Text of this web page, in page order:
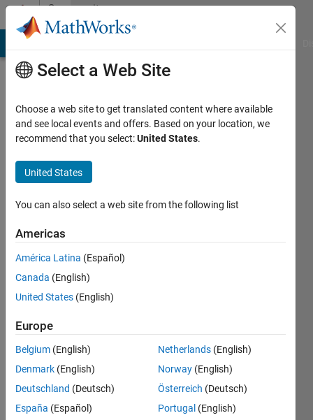
Skip to contentCommunity
Profile
HyunGwang
Cho
Last
years
ago
Active
since
Following:
Select a Web Site
Choose a web site to get translated content where available
and see local events and offers. Based on your location, we
recommend that you select:United States.
United States
You can also select a web site from the following list
Americas
América Latina (Español)
Canada (English)
United States (English)
Europe
Belgium (English)
Denmark (English)
Deutschland (Deutsch)
España (Español)
Netherlands (English)
Norway (English)
Österreich (Deutsch)
Portugal (English)